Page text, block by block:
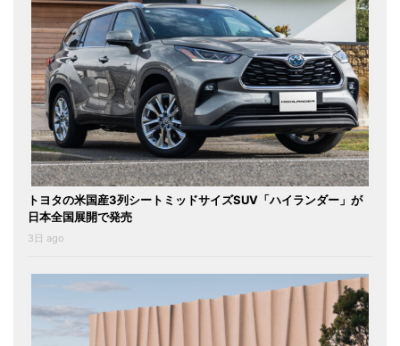
トヨタの米国産3列シートミッドサイズSUV「ハイランダー」が
日本全国展開で発売
3日 ago